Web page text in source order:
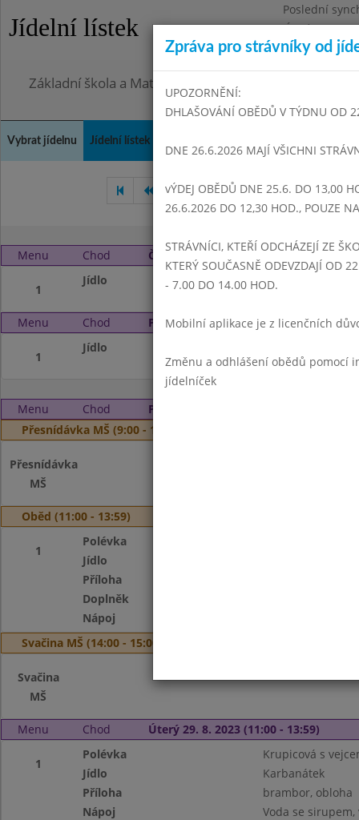
Jídelní lístek
Poslední
Úterý
Omezení
Základní škola a Mateřská škola Dr. Edvarda Beneše,
Vybrat jídelnu Jídelní lístek
Červen 2023 Červenec
Menu Chod Čtvrtek 24. 8. 2023 (11:00 - 13:59)
1
Jídlo Od 28.8.23 se
Menu Chod Pátek 25. 8. 2023 (11:00 - 13:59)
1
Jídlo
Menu Chod
Pondělí 28. 8. 2023
Přesnídávka MŠ (9:00 - 10:00)
Přesnídávka
MŠ
Oběd (11:00 - 13:59)
1
Polévka
Jídlo
Příloha
Doplněk
Nápoj
Svačina MŠ (14:00 - 15:00)
Svačina
MŠ
Menu Chod Úterý 29. 8. 2023 (11:00 - 13:59)
1
Polévka
Krupicová s
Jídlo
Karbanátek
Příloha
brambor, obloha
Nápoj
Voda se sirupem,
Zpráva pro strávníky od
UPOZORNĚNÍ:
DHLAŠOVÁNÍ OBĚDŮ V TÝDNU OD
DNE 26.6.2026 MAJÍ VŠICHNI
vÝDEJ OBĚDŮ DNE 25.6. DO 13,00
26.6.2026 DO 12,30 HOD., POUZE
STRÁVNÍCI, KTEŘÍ ODCHÁZEJÍ ZE
KTERÝ SOUČASNĚ ODEVZDAJÍ OD
- 7.00 DO 14.00 HOD.
Mobilní aplikace je z licenčních
Změnu a odhlášení obědů pomocí
jídelníček